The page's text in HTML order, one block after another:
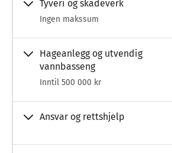
Tyveri og skadeverk
Ingen makssum
Hageanlegg og utvendig
vannbasseng
Inntil 500 000 kr
Ansvar og rettshjelp